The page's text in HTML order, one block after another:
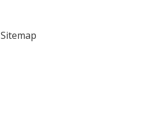
Sitemap